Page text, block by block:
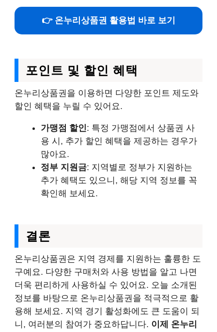
👉 온누리상품권 활용법 바로 보기
포인트 및 할인 혜택
온누리상품권을 이용하면 다양한 포인트 제도와
할인 혜택을 누릴 수 있어요.
가맹점 할인: 특정 가맹점에서 상품권 사
용 시, 추가 할인 혜택을 제공하는 경우가
많아요.
정부 지원금: 지역별로 정부가 지원하는
추가 혜택도 있으니, 해당 지역 정보를 꼭
확인해 보세요.
결론
온누리상품권은 지역 경제를 지원하는 훌륭한 도
구예요. 다양한 구매처와 사용 방법을 알고 나면
더욱 편리하게 사용하실 수 있어요. 오늘 소개된
정보를 바탕으로 온누리상품권을 적극적으로 활
용해 보세요. 지역 경기 활성화에도 큰 도움이 되
니, 여러분의 참여가 중요하답니다. 이제 온누리